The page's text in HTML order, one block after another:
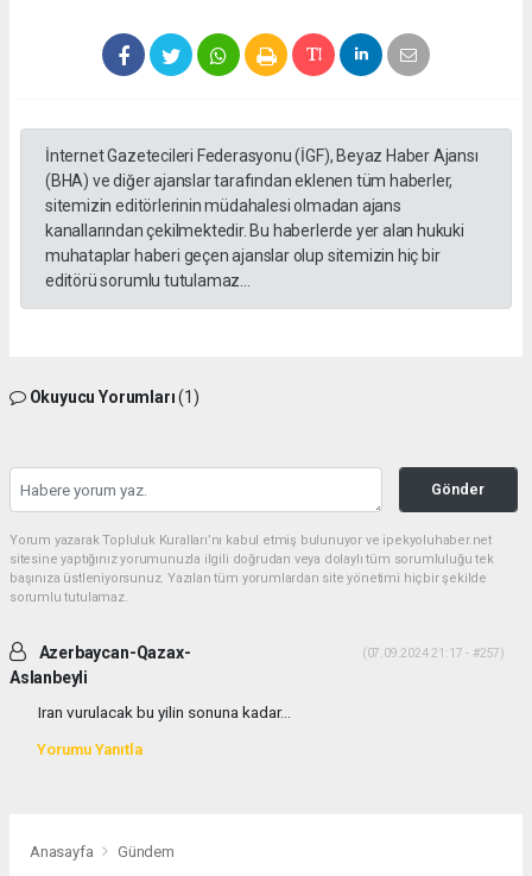
İnternet Gazetecileri Federasyonu (İGF), Beyaz Haber Ajansı
(BHA) ve diğer ajanslar tarafından eklenen tüm haberler,
sitemizin editörlerinin müdahalesi olmadan ajans
kanallarından çekilmektedir. Bu haberlerde yer alan hukuki
muhataplar haberi geçen ajanslar olup sitemizin hiç bir
editörü sorumlu tutulamaz...
Okuyucu Yorumları(1)
Gönder
Yorum yazarak Topluluk Kuralları’nı kabul etmiş bulunuyor ve ipekyoluhaber.net
sitesine yaptığınız yorumunuzla ilgili doğrudan veya dolaylı tüm sorumluluğu tek
başınıza üstleniyorsunuz. Yazılan tüm yorumlardan site yönetimi hiçbir şekilde
sorumlu tutulamaz.
Azerbaycan-Qazax-
Aslanbeyli
(07.09.2024 21:17 - #257)
Iran vurulacak bu yilin sonuna kadar...
Yorumu Yanıtla
Anasayfa Gündem